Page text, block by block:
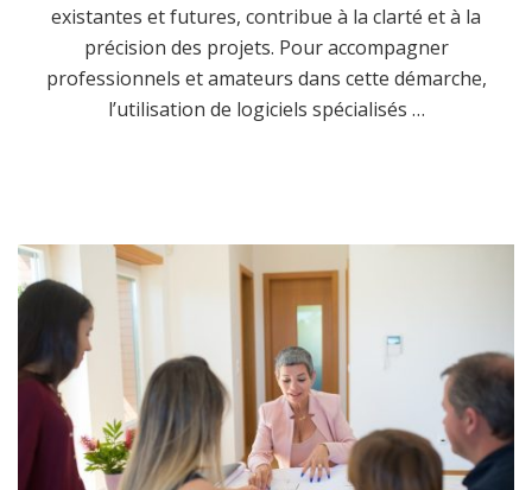
existantes et futures, contribue à la clarté et à la
précision des projets. Pour accompagner
professionnels et amateurs dans cette démarche,
l’utilisation de logiciels spécialisés …